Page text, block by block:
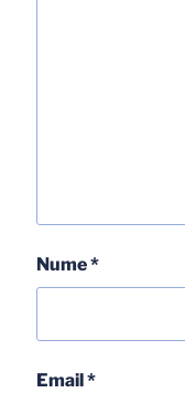
Nume*
Email*